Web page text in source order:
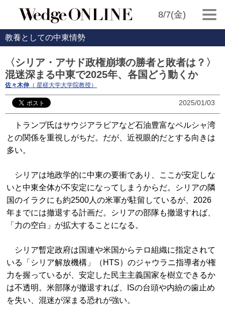
8/7(金)
教養としての中東情勢
〈シリア・アサド政権崩壊の勝者と敗者は？〉
混迷深まる中東で2025年、各国どう動くか
佐々木伸 （ 星槎大学大学院教授）
2025/01/03
トランプ氏はサウジアラビアなど石油豊富なペルシャ湾
との関係を重視しがちだ。だが、近視眼的だとする向きは
多い。
シリアは地政学的に中東の要衝であり、ここが安定しな
いと中東全体が不安定になってしまうからだ。シリアの隣
国のイラクにも約2500人の米軍が駐留しているが、2026
年までには撤退する計画だ。シリアの部隊も撤退すれば、
「力の空白」が拡大することになる。
シリア暫定政府は国連や米国からテロ組織に指定されて
いる「シリア解放機構」（HTS）のジャウラニ指導者が権
力を握っているが、安定した民主主義国家を樹立できるか
は不透明。米部隊が撤退すれば、ISの台頭や内紛の歯止め
を失い、混迷が深まる恐れが強い。